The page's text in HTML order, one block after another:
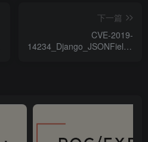
下一篇
CVE-2019-